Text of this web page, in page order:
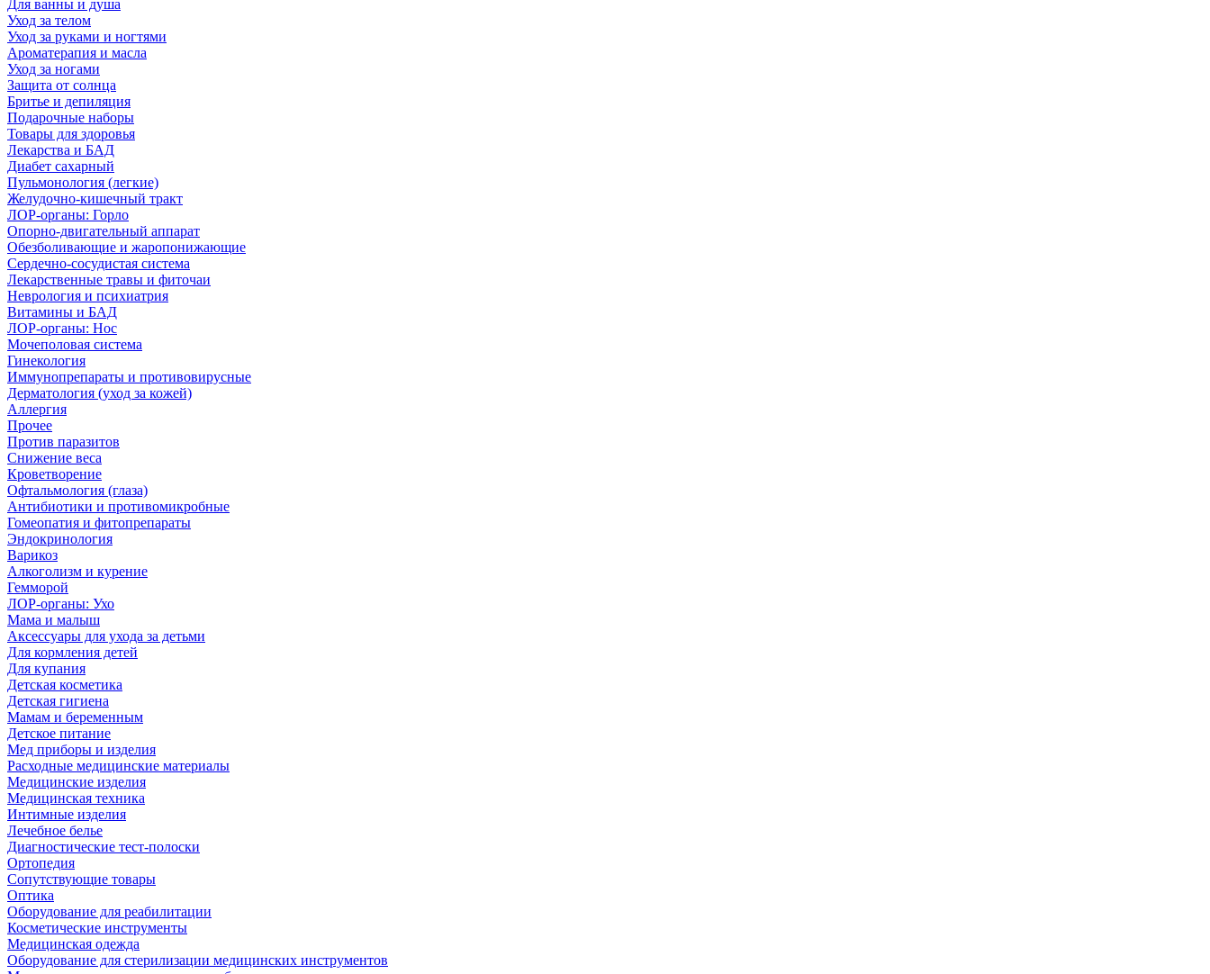
Для ванны и душа
Уход за телом
Уход за руками и ногтями
Ароматерапия и масла
Уход за ногами
Защита от солнца
Бритье и депиляция
Подарочные наборы
Товары для здоровья
Лекарства и БАД
Диабет сахарный
Пульмонология (легкие)
Желудочно-кишечный тракт
ЛОР-органы: Горло
Опорно-двигательный аппарат
Обезболивающие и жаропонижающие
Сердечно-сосудистая система
Лекарственные травы и фиточаи
Неврология и психиатрия
Витамины и БАД
ЛОР-органы: Нос
Мочеполовая система
Гинекология
Иммунопрепараты и противовирусные
Дерматология (уход за кожей)
Аллергия
Прочее
Против паразитов
Снижение веса
Кроветворение
Офтальмология (глаза)
Антибиотики и противомикробные
Гомеопатия и фитопрепараты
Эндокринология
Варикоз
Алкоголизм и курение
Гемморой
ЛОР-органы: Ухо
Мама и малыш
Аксессуары для ухода за детьми
Для кормления детей
Для купания
Детская косметика
Детская гигиена
Мамам и беременным
Детское питание
Мед приборы и изделия
Расходные медицинские материалы
Медицинские изделия
Медицинская техника
Интимные изделия
Лечебное белье
Диагностические тест-полоски
Ортопедия
Сопутствующие товары
Оптика
Оборудование для реабилитации
Косметические инструменты
Медицинская одежда
Оборудование для стерилизации медицинских инструментов